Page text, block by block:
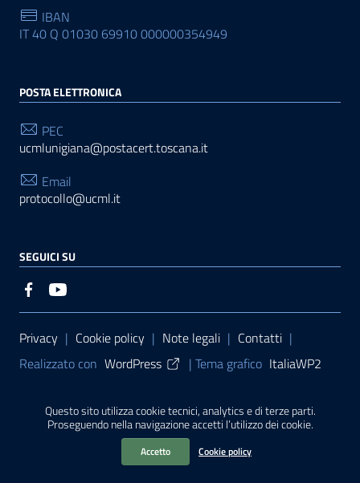
Questo sito utilizza cookie tecnici, analytics e di terze parti.
Proseguendo nella navigazione accetti l’utilizzo dei cookie.
Accetto Cookie policy
IBAN
IT 40 Q 01030 69910 000000354949
POSTA ELETTRONICA
PEC
ucmlunigiana@postacert.toscana.it
Email
protocollo@ucml.it
SEGUICI SU
Sezione Link Utili
Privacy | Cookie policy | Note legali | Contatti |
Realizzato con WordPress | Tema grafico ItaliaWP2
Sito finanziato con L. 145/2018 della Regione Toscana